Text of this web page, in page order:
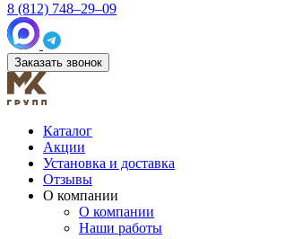
8 (812) 748–29–09
Заказать звонок
Каталог
Акции
Установка и доставка
Отзывы
О компании
О компании
Наши работы